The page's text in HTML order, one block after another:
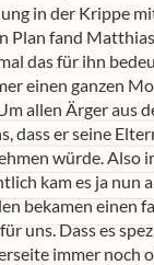
in der Krippe
Plan fand
das für ihn
einen ganzen
allen Ärger aus
dass er seine
würde. Also
kam es ja nun
bekamen einen
uns. Dass es
immer noch